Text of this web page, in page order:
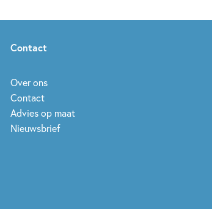
Contact
Over ons
Contact
Advies op maat
Nieuwsbrief